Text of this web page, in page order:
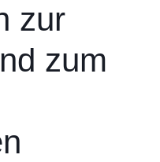
zur
zum